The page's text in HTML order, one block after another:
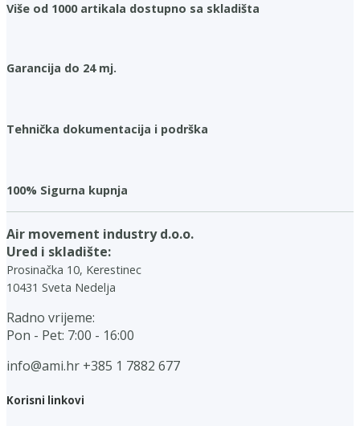
Više od 1000 artikala dostupno sa skladišta
Garancija do 24 mj.
Tehnička dokumentacija i podrška
100% Sigurna kupnja
Air movement industry d.o.o.
Ured i skladište:
Prosinačka 10, Kerestinec
10431 Sveta Nedelja
Radno vrijeme:
Pon - Pet: 7:00 - 16:00
info@ami.hr +385 1 7882 677
Korisni linkovi